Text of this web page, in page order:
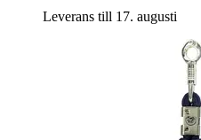
Leverans till 17. augusti